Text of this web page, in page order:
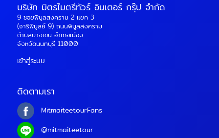
บริษัท มิตรไมตรีทัวร์ อินเตอร์ กรุ๊ป จำกัด
9 ซอยพิบูลสงคราม 2 แยก 3
(จาริพิบูลย์ 9) ถนนพิบูลสงคราม
ตำบลบางเขน อำเภอเมือง
จังหวัดนนทบุรี 11000
เข้าสู่ระบบ
ติดตามเรา
MitmaiteetourFans
@mitmaiteetour